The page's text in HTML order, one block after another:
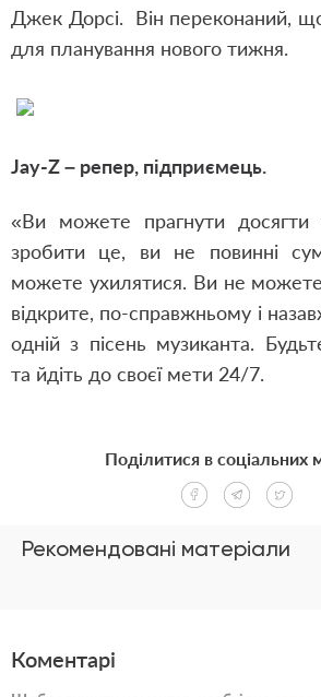
Джек Дорсі. Він переконаний, що
для планування нового тижня.
Jay-Z – репер, підприємець.
«Ви можете прагнути досягти
зробити це, ви не повинні
можете ухилятися. Ви не
відкрите, по-справжньому і
одній з пісень музиканта.
та йдіть до своєї мети 24/7.
Рекомендовані матеріали
Поділитися в соціальних
Коментарі